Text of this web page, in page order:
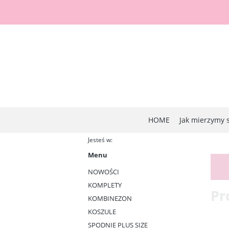
HOME Jak mierzymy
Jesteś w:
Menu
NOWOŚCI
KOMPLETY
KOMBINEZON
KOSZULE
SPODNIE PLUS SIZE